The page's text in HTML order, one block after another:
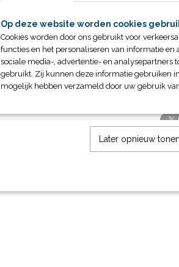
Bruto gewicht
Op deze website worden cookies
Cookies worden door ons gebruikt voor
functies en het personaliseren van informatie
sociale media-, advertentie- en analysepartners
gebruikt. Zij kunnen deze informatie gebruiken
mogelijk hebben verzameld door uw gebruik
Later opnieuw tonen